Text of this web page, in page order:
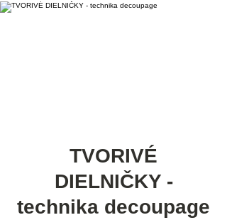
TVORIVÉ
DIELNIČKY -
technika decoupage